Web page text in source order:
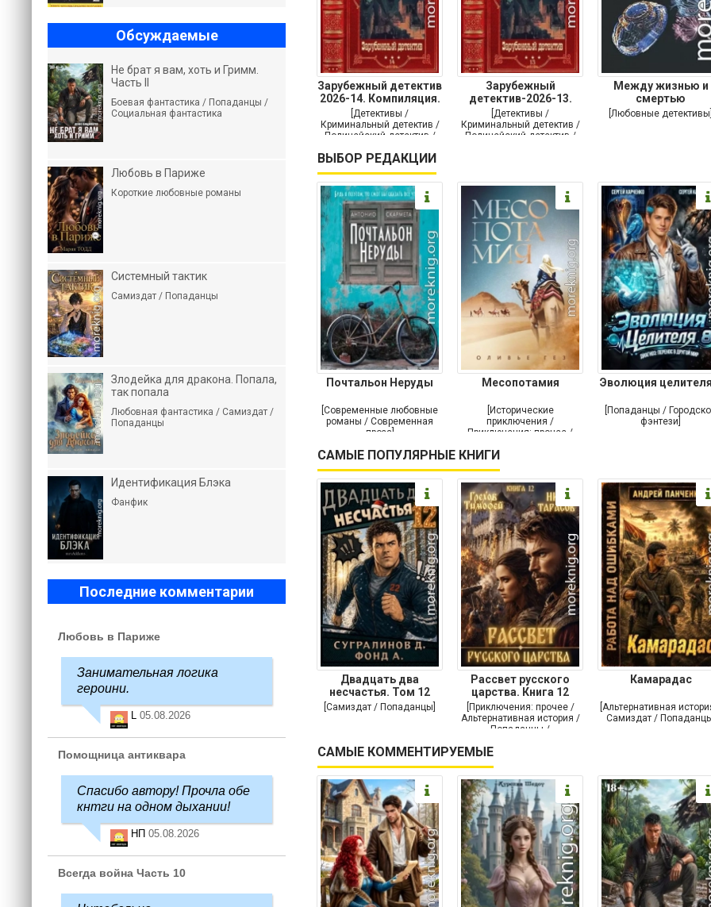
Зарубежный детектив
2026-14. Компиляция.
Книги
[Детективы /
Криминальный детектив /
Полицейский детектив /
Зарубежный
детектив-2026-13.
Книги 1-10
[Детективы /
Криминальный детектив /
Полицейский детектив /
Между жизнью и
смертью
[Любовные
ВЫБОР РЕДАКЦИИ
Почтальон Неруды
[Современные любовные
романы / Современная
проза]
Месопотамия
[Исторические
приключения /
Приключения: прочее /
Историческая проза]
Эволюция
[Попаданцы /
фэнтези]
САМЫЕ ПОПУЛЯРНЫЕ КНИГИ
Двадцать два
несчастья. Том 12
[Самиздат / Попаданцы]
Рассвет русского
царства. Книга 12
[Приключения: прочее /
Альтернативная история /
Попаданцы /
приключения]
Камарадас
[Альтернативная
Самиздат /
САМЫЕ КОММЕНТИРУЕМЫЕ
Обсуждаемые
Не брат я вам, хоть и Гримм.
Часть II
Боевая фантастика / Попаданцы /
Социальная фантастика
Любовь в Париже
Короткие любовные романы
Системный тактик
Самиздат / Попаданцы
Злодейка для дракона. Попала,
так попала
Любовная фантастика / Самиздат /
Попаданцы
Идентификация Блэка
Фанфик
Последние комментарии
Любовь в Париже
Занимательная логика
героини.
L 05.08.2026
Помощница антиквара
Спасибо автору! Прочла обе
кнтги на одном дыхании!
НП 05.08.2026
Всегда война Часть 10